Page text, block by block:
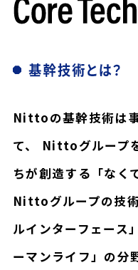
Nittoの基幹技術は
て、 Nittoグループ
ちが創造する「なく
Nittoグループの技
ルインターフェース
ーマンライフ」の分